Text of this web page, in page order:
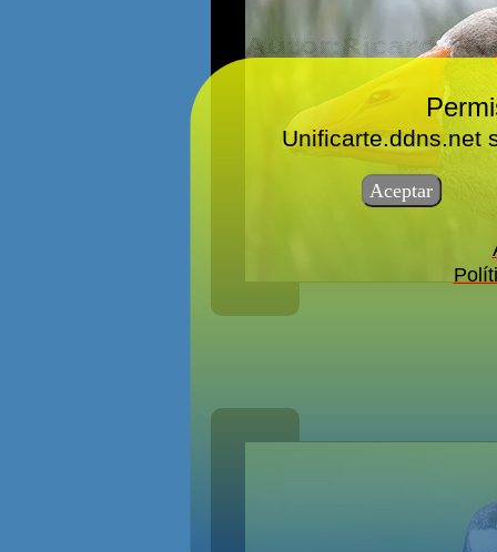
Unificarte.ddns.net